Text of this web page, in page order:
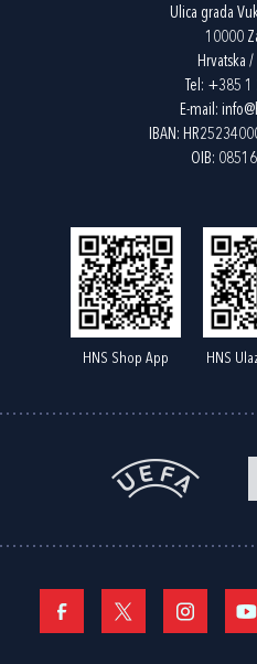
Ulica grada
10000
Hrvatska /
Tel: +385 1
E-mail:
IBAN:
OIB:
HNS Shop App HNS